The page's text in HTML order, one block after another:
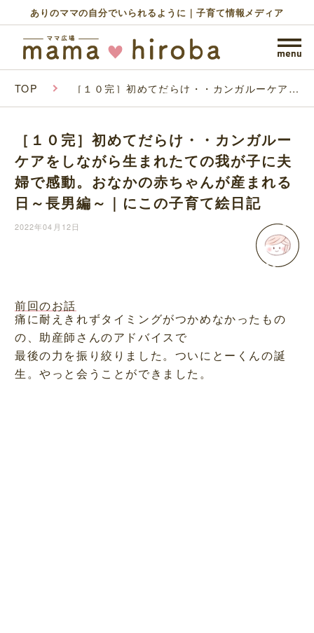
ありのママの自分でいられるように｜子育て情報メディア
TOP ［１０完］初めてだらけ・・カンガルーケアを
なかの赤ちゃんが産まれる日～長男編～｜にこ
［１０完］初めてだらけ・・カンガルー
ケアをしながら生まれたての我が子に夫
婦で感動。おなかの赤ちゃんが産まれる
日～長男編～｜にこの子育て絵日記
2022年04月12日
前回のお話
痛に耐えきれずタイミングがつかめなかったもの
の、助産師さんのアドバイスで
最後の力を振り絞りました。ついにとーくんの誕
生。やっと会うことができました。